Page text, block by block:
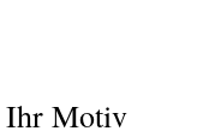
Ihr Motiv